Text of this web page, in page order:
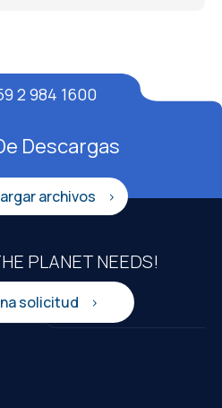
Descargas
archivos
2 984 1600
PLANET NEEDS!
solicitud